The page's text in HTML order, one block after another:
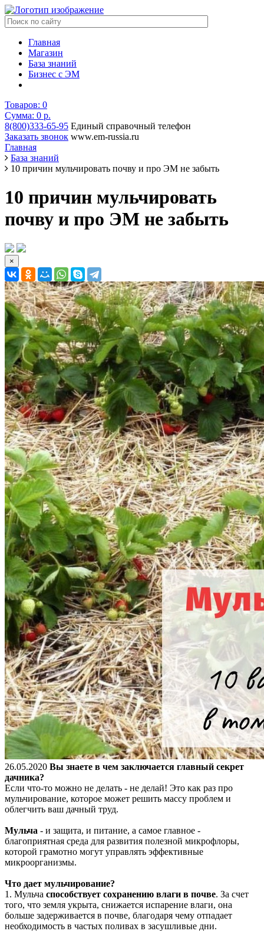
Главная
Магазин
База знаний
Бизнес с ЭМ
Товаров: 0
Сумма: 0 р.
8(800)333-65-95 Единый справочный телефон
Заказать звонок www.em-russia.ru
Главная
База знаний
10 причин мульчировать почву и про ЭМ не забыть
10 причин мульчировать
почву и про ЭМ не забыть
×
26.05.2020 Вы знаете в чем заключается главный секрет
дачника?
Если что-то можно не делать - не делай! Это как раз про
мульчирование, которое может решить массу проблем и
облегчить ваш дачный труд.
Мульча - и защита, и питание, а самое главное -
благоприятная среда для развития полезной микрофлоры,
которой грамотно могут управлять эффективные
микроорганизмы.
Что дает мульчирование?
1. Мульча способствует сохранению влаги в почве. За счет
того, что земля укрыта, снижается испарение влаги, она
больше задерживается в почве, благодаря чему отпадает
необходимость в частых поливах в засушливые дни.